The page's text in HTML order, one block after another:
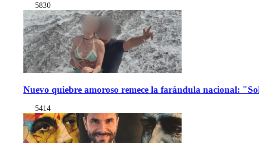
5830
Nuevo quiebre amoroso remece la farándula nacional:
5414